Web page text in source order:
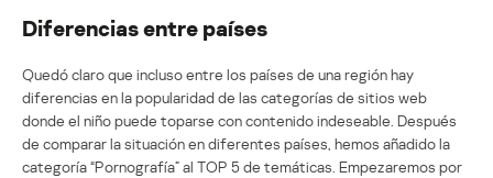
Diferencias entre países
Quedó claro que incluso entre los países de una región hay
diferencias en la popularidad de las categorías de sitios web
donde el niño puede toparse con contenido indeseable. Después
de comparar la situación en diferentes países, hemos añadido la
categoría “Pornografía” al TOP 5 de temáticas. Empezaremos por